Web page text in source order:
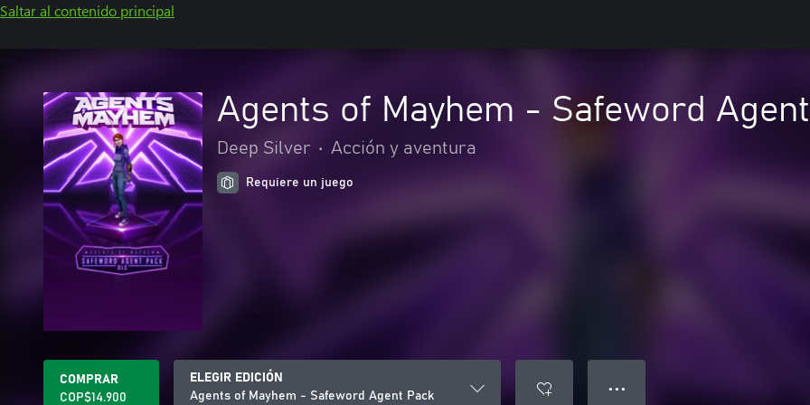
Saltar al contenido principal
Agents of Mayhem - Safeword
Deep Silver • Acción y aventura
Requiere un juego
COMPRAR
COP$14.900
ELEGIR EDICIÓN
Agents of Mayhem - Safeword Agent Pack
● ● ●